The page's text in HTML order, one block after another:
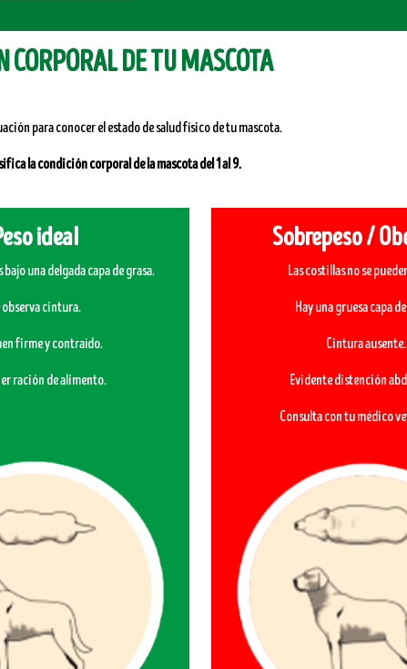
CORPORAL DE TU MASCOTA
para conocer el estado de salud físico de tu mascota.
la condición corporal de la mascota del 1 al 9.
ideal
una delgada capa de grasa.
observa cintura.
firme y contraído.
ración de alimento.
Sobrepeso /
Las costillas no se
Hay una gruesa capa
Cintura ausente.
Evidente distención
Consulta con tu médico